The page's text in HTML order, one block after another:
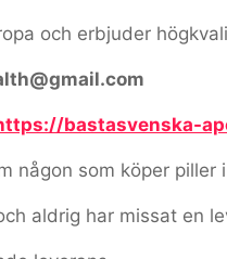
och erbjuder
bastasvenska-
någon som köper
aldrig har missat en